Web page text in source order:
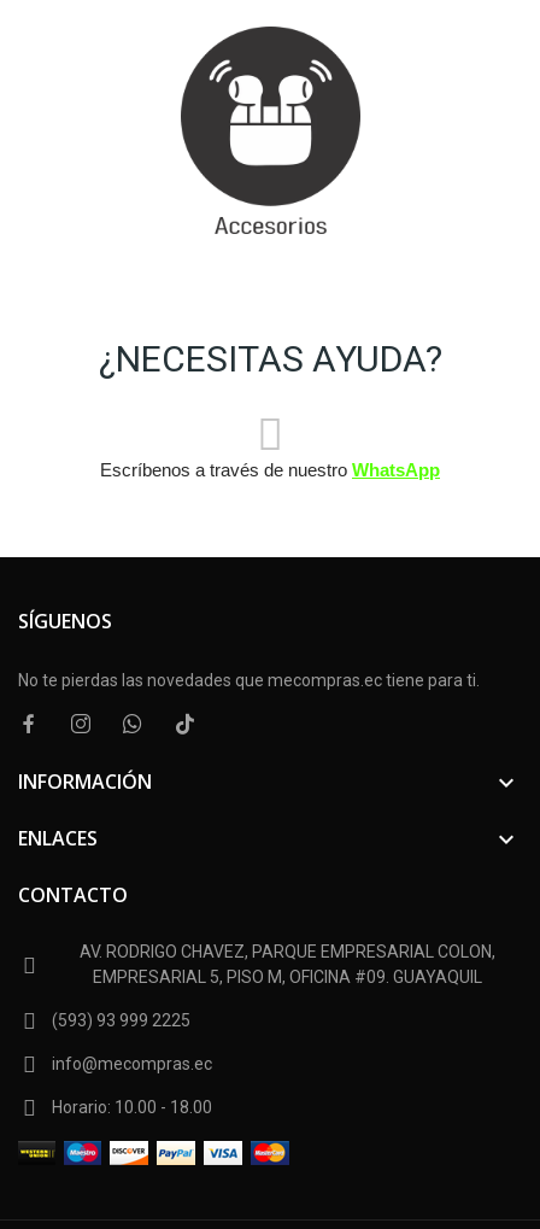
¿NECESITAS AYUDA?
Escríbenos a través de nuestro WhatsApp
SÍGUENOS
No te pierdas las novedades que mecompras.ec tiene para ti.
INFORMACIÓN 
ENLACES 
CONTACTO
AV. RODRIGO CHAVEZ, PARQUE EMPRESARIAL COLON,
EMPRESARIAL 5, PISO M, OFICINA #09. GUAYAQUIL
(593) 93 999 2225
info@mecompras.ec
Horario: 10.00 - 18.00